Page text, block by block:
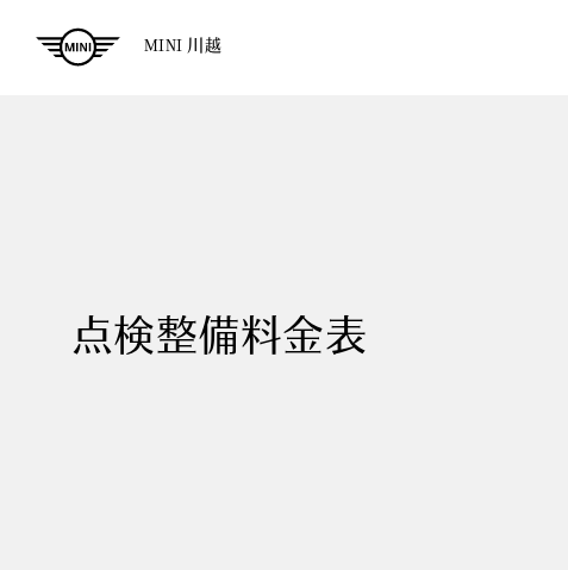
MINI 川越
点検整備料金表